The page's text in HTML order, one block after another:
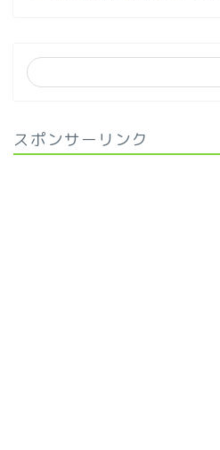
スポンサーリンク